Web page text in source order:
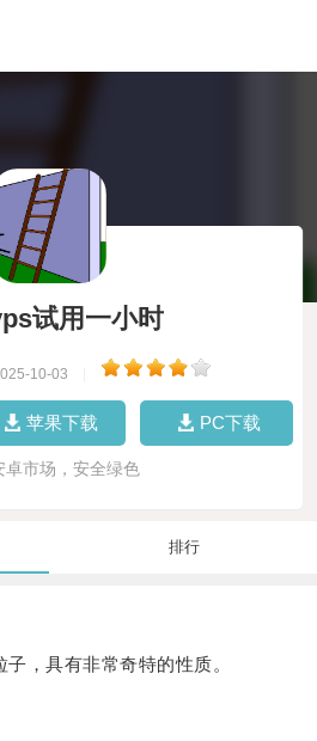
试用一小时
10-03
苹果下载 PC下载
卓市场，安全绿色
排行
，具有非常奇特的性质。